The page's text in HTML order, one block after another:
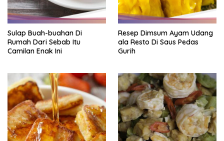
Sulap Buah-buahan Di
Rumah Dari Sebab Itu
Camilan Enak Ini
Resep Dimsum Ayam Udang
ala Resto Di Saus Pedas
Gurih